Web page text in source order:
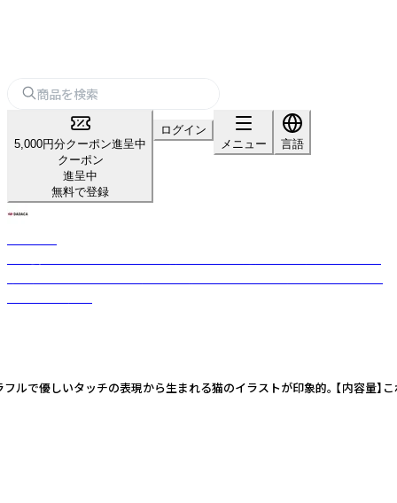
5,000円分クーポン進呈中
クーポン
進呈中
無料で登録
ログイン
メニュー
言語
で優しいタッチの表現から生まれる猫のイラストが印象的。 【内